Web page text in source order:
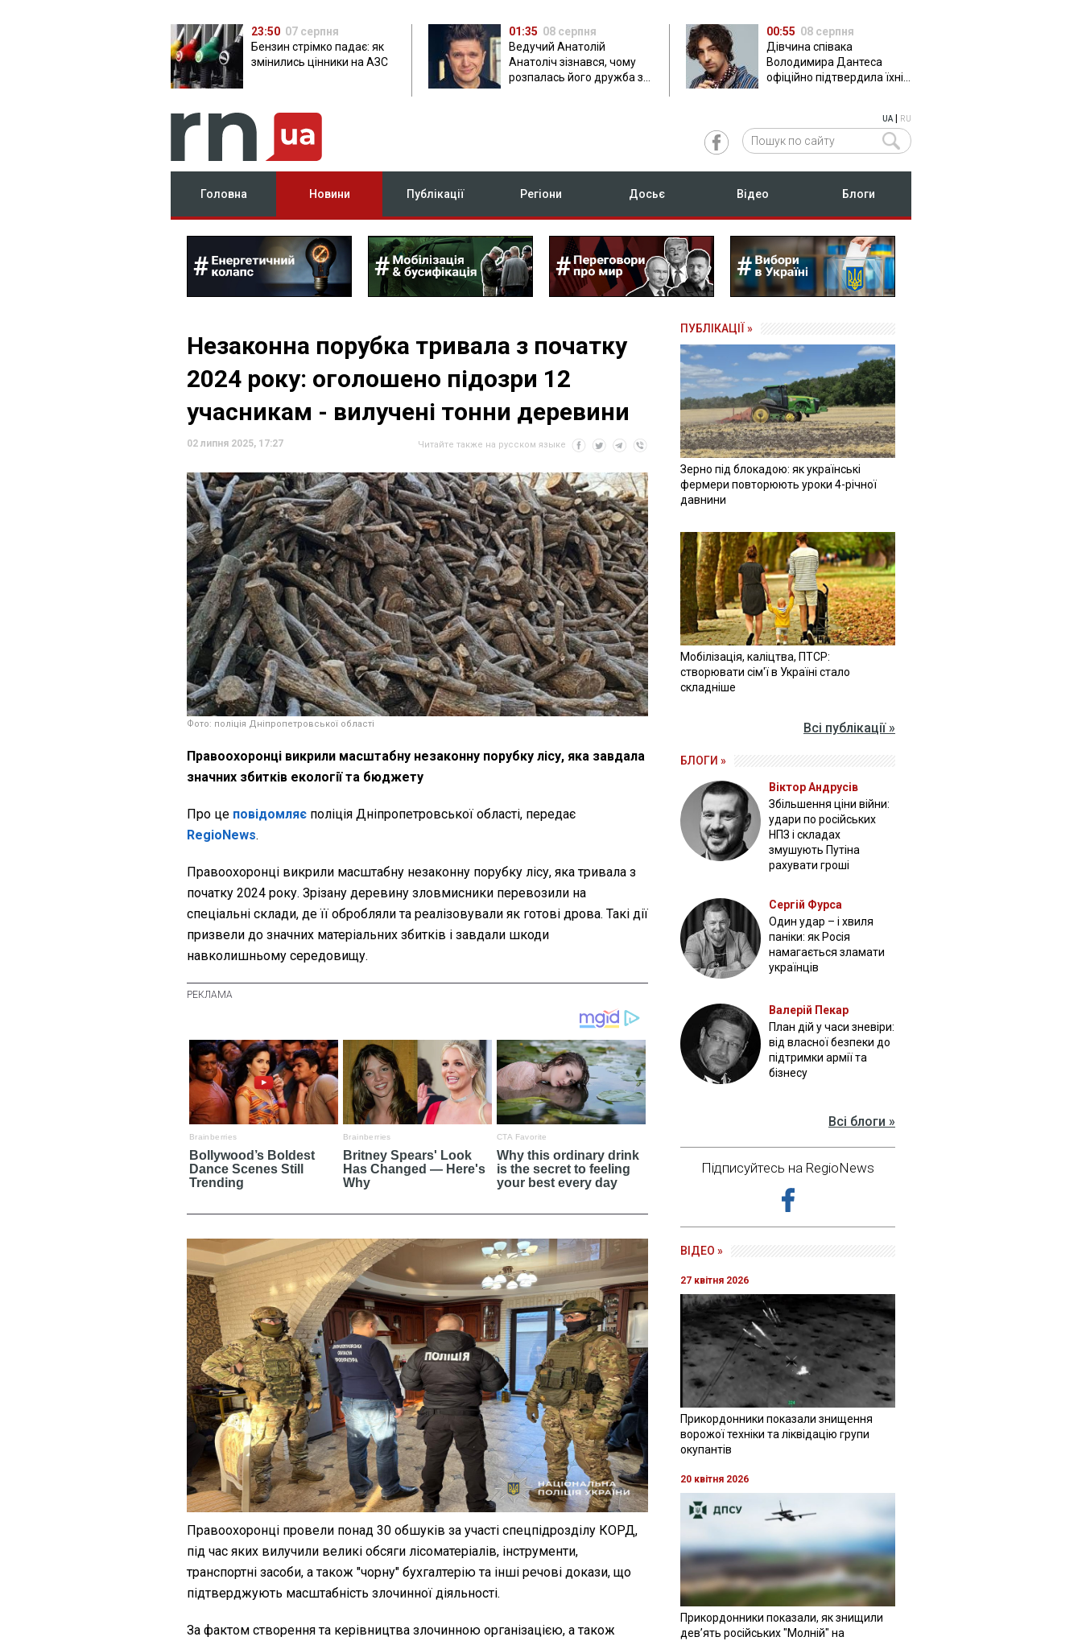
23:50 07 серпня
Бензин стрімко падає: як
змінились цінники на АЗС
01:35 08 серпня
Ведучий Анатолій
Анатоліч зізнався, чому
розпалась його дружба з
00:55 08 серпня
Дівчина співака
Володимира Дантеса
офіційно підтвердила їхні
UA| RU
Головна Новини Публікації Регіони Досьє Відео Блоги
Незаконна порубка тривала з початку
2024 року: оголошено підозри 12
учасникам - вилучені тонни деревини
02 липня 2025, 17:27 Читайте также на русском языке
Фото: поліція Дніпропетровської області
Правоохоронці викрили масштабну незаконну порубку лісу, яка завдала
значних збитків екології та бюджету
Про це повідомляє поліція Дніпропетровської області, передає
RegioNews.
Правоохоронці викрили масштабну незаконну порубку лісу, яка тривала з
початку 2024 року. Зрізану деревину зловмисники перевозили на
спеціальні склади, де її обробляли та реалізовували як готові дрова. Такі дії
призвели до значних матеріальних збитків і завдали шкоди
навколишньому середовищу.
Правоохоронці провели понад 30 обшуків за участі спецпідрозділу КОРД,
під час яких вилучили великі обсяги лісоматеріалів, інструменти,
транспортні засоби, а також "чорну" бухгалтерію та інші речові докази, що
підтверджують масштабність злочинної діяльності.
За фактом створення та керівництва злочинною організацією, а також
ПУБЛІКАЦІЇ »
Зерно під блокадою: як українські
фермери повторюють уроки 4-річної
давнини
Мобілізація, каліцтва, ПТСР:
створювати сім'ї в Україні стало
складніше
Всі публікації »
БЛОГИ »
Віктор Андрусів
Збільшення ціни війни:
удари по російських
НПЗ і складах
змушують Путіна
рахувати гроші
Сергій Фурса
Один удар – і хвиля
паніки: як Росія
намагається зламати
українців
Валерій Пекар
План дій у часи зневіри:
від власної безпеки до
підтримки армії та
бізнесу
Всі блоги »
Підписуйтесь на RegioNews
ВІДЕО »
27 квітня 2026
Прикордонники показали знищення
ворожої техніки та ліквідацію групи
окупантів
20 квітня 2026
Прикордонники показали, як знищили
девʼять російських "Молній" на